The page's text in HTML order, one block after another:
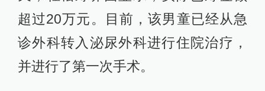
超过20万元。目前，该男童已经从急
诊外科转入泌尿外科进行住院治疗，
并进行了第一次手术。